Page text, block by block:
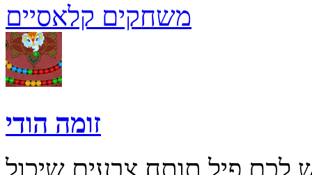
משחקים קלאסיים
זומה הודי